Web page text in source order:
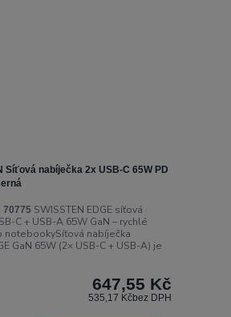
Síťová nabíječka 2x USB-C 65W PD
70775 SWISSTEN EDGE síťová
C + USB-A 65W GaN – rychlé
notebookySíťová nabíječka
GaN 65W (2× USB-C + USB-A) je
647,55 Kč
535,17 Kčbez DPH